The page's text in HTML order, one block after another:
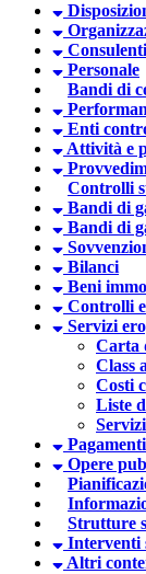
Personale
Bandi di
Enti
Attività e
Controlli
Bandi di
Bandi di
Bilanci
Beni
Controlli
Servizi
Carta
Class
Costi
Liste
Opere
Strutture
Interventi
Altri